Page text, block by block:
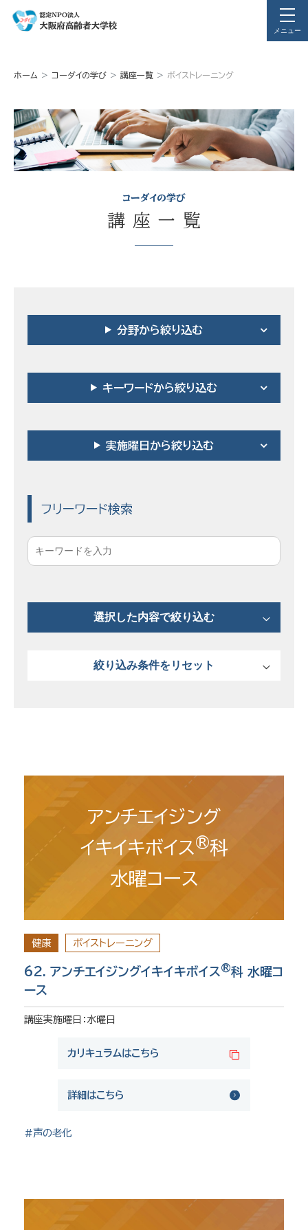
メニュー
ホーム コーダイの学び 講座一覧 ボイストレーニング
コーダイの学び
講座一覧
分野から絞り込む
キーワードから絞り込む
実施曜日から絞り込む
フリーワード検索
選択した内容で絞り込む
絞り込み条件をリセット
アンチエイジング
イキイキボイス ®科
水曜コース
健康 ボイストレーニング
62. アンチエイジングイキイキボイス ®科 水曜コ
ース
講座実施曜日：水曜日
カリキュラムはこちら
詳細はこちら
#声の老化